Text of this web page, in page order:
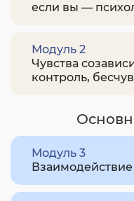
если вы —
Модуль 2
Чувства
контроль,
Модуль 3